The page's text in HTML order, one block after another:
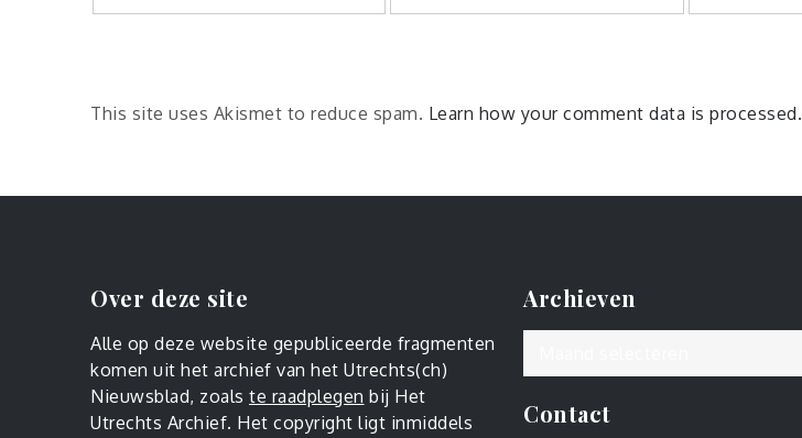
This site uses Akismet to reduce spam. Learn how your comment data is processed.
Over deze site
Alle op deze website gepubliceerde fragmenten
komen uit het archief van het Utrechts(ch)
Nieuwsblad, zoals te raadplegen bij Het
Utrechts Archief. Het copyright ligt inmiddels
Archieven
Contact